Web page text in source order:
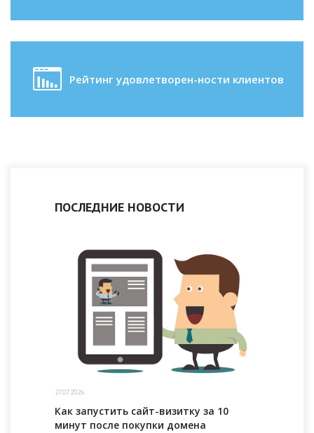
Рейтинг удовлетворен-ности клиентов
ПОСЛЕДНИЕ НОВОСТИ
27.07.2026
Как запустить сайт-визитку за 10
минут после покупки домена